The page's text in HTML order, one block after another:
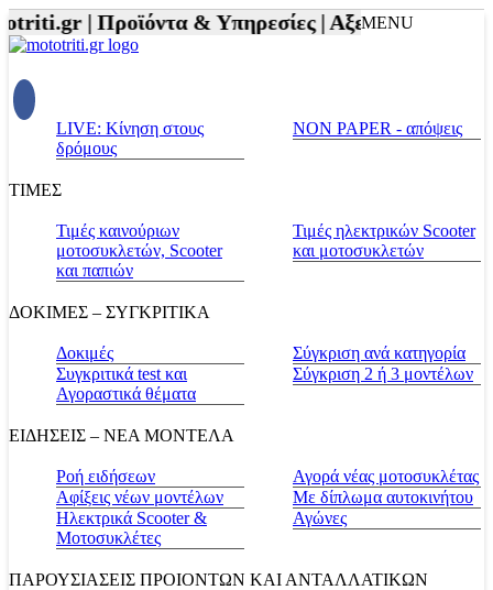
|Προϊόντα & Υπηρεσίες |Αξεσουάρ
MENU
LIVE: Κίνηση στους
δρόμους
NON PAPER - απόψεις
ΤΙΜΕΣ
Τιμές καινούριων
μοτοσυκλετών, Scooter
και παπιών
Τιμές ηλεκτρικών Scooter
και μοτοσυκλετών
ΔΟΚΙΜΕΣ – ΣΥΓΚΡΙΤΙΚΑ
Δοκιμές
Συγκριτικά test και
Αγοραστικά θέματα
Σύγκριση ανά κατηγορία
Σύγκριση 2 ή 3 μοντέλων
ΕΙΔΗΣΕΙΣ – ΝΕΑ ΜΟΝΤΕΛΑ
Ροή ειδήσεων
Αφίξεις νέων μοντέλων
Ηλεκτρικά Scooter &
Μοτοσυκλέτες
Αγορά νέας μοτοσυκλέτας
Με δίπλωμα αυτοκινήτου
Αγώνες
ΠΑΡΟΥΣΙΑΣΕΙΣ ΠΡΟΙΟΝΤΩΝ ΚΑΙ ΑΝΤΑΛΛΑΤΙΚΩΝ